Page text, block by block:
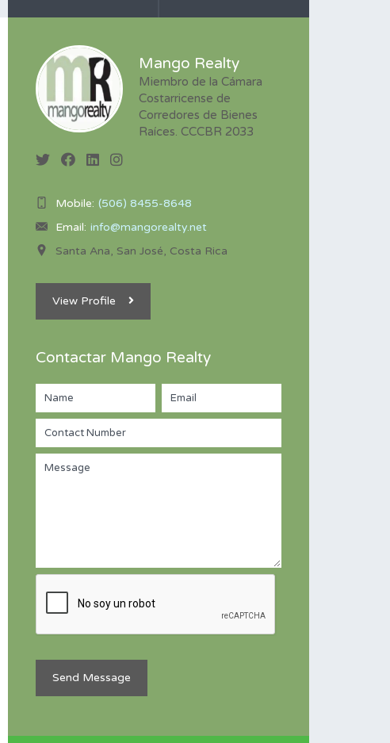
Mango Realty
Miembro de la Cámara
Costarricense de
Corredores de Bienes
Raíces. CCCBR 2033
Mobile: (506) 8455-8648
Email: info@mangorealty.net
Santa Ana, San José, Costa Rica
View Profile
Contactar Mango Realty